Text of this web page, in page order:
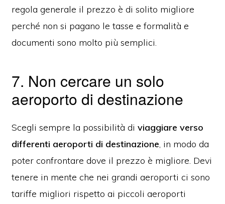
regola generale il prezzo è di solito migliore
perché non si pagano le tasse e formalità e
documenti sono molto più semplici.
7. Non cercare un solo
aeroporto di destinazione
Scegli sempre la possibilità diviaggiare verso
differenti aeroporti di destinazione, in modo da
poter confrontare dove il prezzo è migliore. Devi
tenere in mente che nei grandi aeroporti ci sono
tariffe migliori rispetto ai piccoli aeroporti